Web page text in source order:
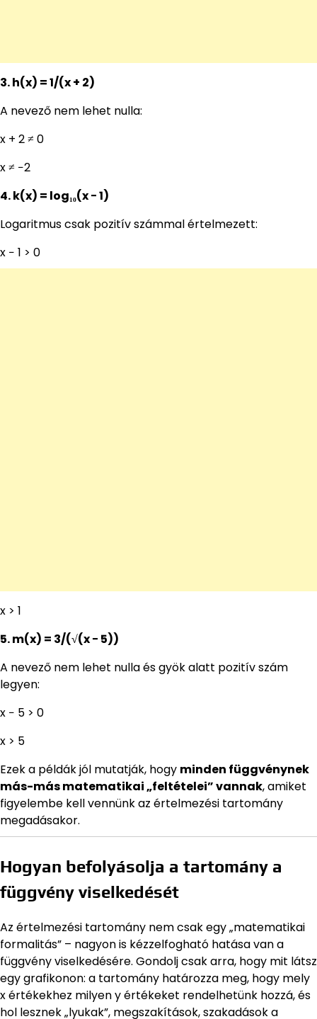
3. h(x) = 1/(x + 2)
A nevező nem lehet nulla:
x + 2 ≠ 0
x ≠ −2
4. k(x) = log₁₀(x − 1)
Logaritmus csak pozitív számmal értelmezett:
x − 1 > 0
x > 1
5. m(x) = 3/(√(x − 5))
A nevező nem lehet nulla és gyök alatt pozitív szám
legyen:
x − 5 > 0
x > 5
Ezek a példák jól mutatják, hogy minden függvénynek
más-más matematikai „feltételei” vannak, amiket
figyelembe kell vennünk az értelmezési tartomány
megadásakor.
Hogyan befolyásolja a tartomány a
függvény viselkedését
Az értelmezési tartomány nem csak egy „matematikai
formalitás” – nagyon is kézzelfogható hatása van a
függvény viselkedésére. Gondolj csak arra, hogy mit látsz
egy grafikonon: a tartomány határozza meg, hogy mely
x értékekhez milyen y értékeket rendelhetünk hozzá, és
hol lesznek „lyukak”, megszakítások, szakadások a